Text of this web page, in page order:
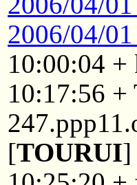
2006/04/
10:00:04 +
10:17:56
[TOURUI]